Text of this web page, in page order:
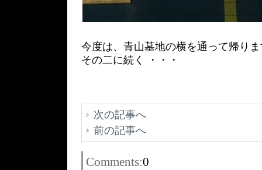
今度は、青山墓地の横を通って帰り
その二に続く ・・・
次の記事へ
前の記事へ
Comments:0